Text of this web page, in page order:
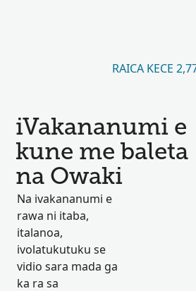
RAICA KECE
iVakananumi e
kune me baleta
na Owaki
Na ivakananumi e
rawa ni itaba,
italanoa,
ivolatukutuku se
vidio sara mada ga
ka ra sa